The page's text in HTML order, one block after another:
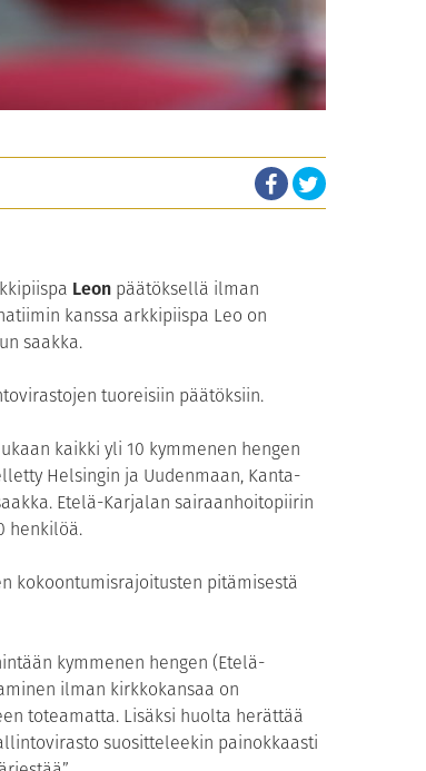
Leon päätöksellä ilman
kanssa arkkipiispa Leo on
saakka.
tuoreisiin päätöksiin.
kaikki yli 10 kymmenen hengen
Helsingin ja Uudenmaan, Kanta-
Etelä-Karjalan sairaanhoitopiirin
henkilöä.
kokoontumisrajoitusten pitämisestä
kymmenen hengen (Etelä-
ilman kirkkokansaa on
toteamatta. Lisäksi huolta herättää
suositteleekin painokkaasti